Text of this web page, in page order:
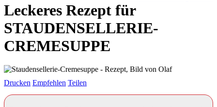
Leckeres Rezept für
STAUDENSELLERIE-
CREMESUPPE
Drucken Empfehlen Teilen